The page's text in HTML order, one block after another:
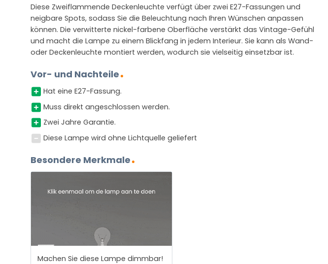
Diese Zweiflammende Deckenleuchte verfügt über zwei E27-Fassungen und
neigbare Spots, sodass Sie die Beleuchtung nach Ihren Wünschen anpassen
können. Die verwitterte nickel-farbene Oberfläche verstärkt das Vintage-Gefühl
und macht die Lampe zu einem Blickfang in jedem Interieur. Sie kann als Wand-
oder Deckenleuchte montiert werden, wodurch sie vielseitig einsetzbar ist.
Vor- und Nachteile
Hat eine E27-Fassung.
Muss direkt angeschlossen werden.
Zwei Jahre Garantie.
Diese Lampe wird ohne Lichtquelle geliefert
Besondere Merkmale
Machen Sie diese Lampe dimmbar!